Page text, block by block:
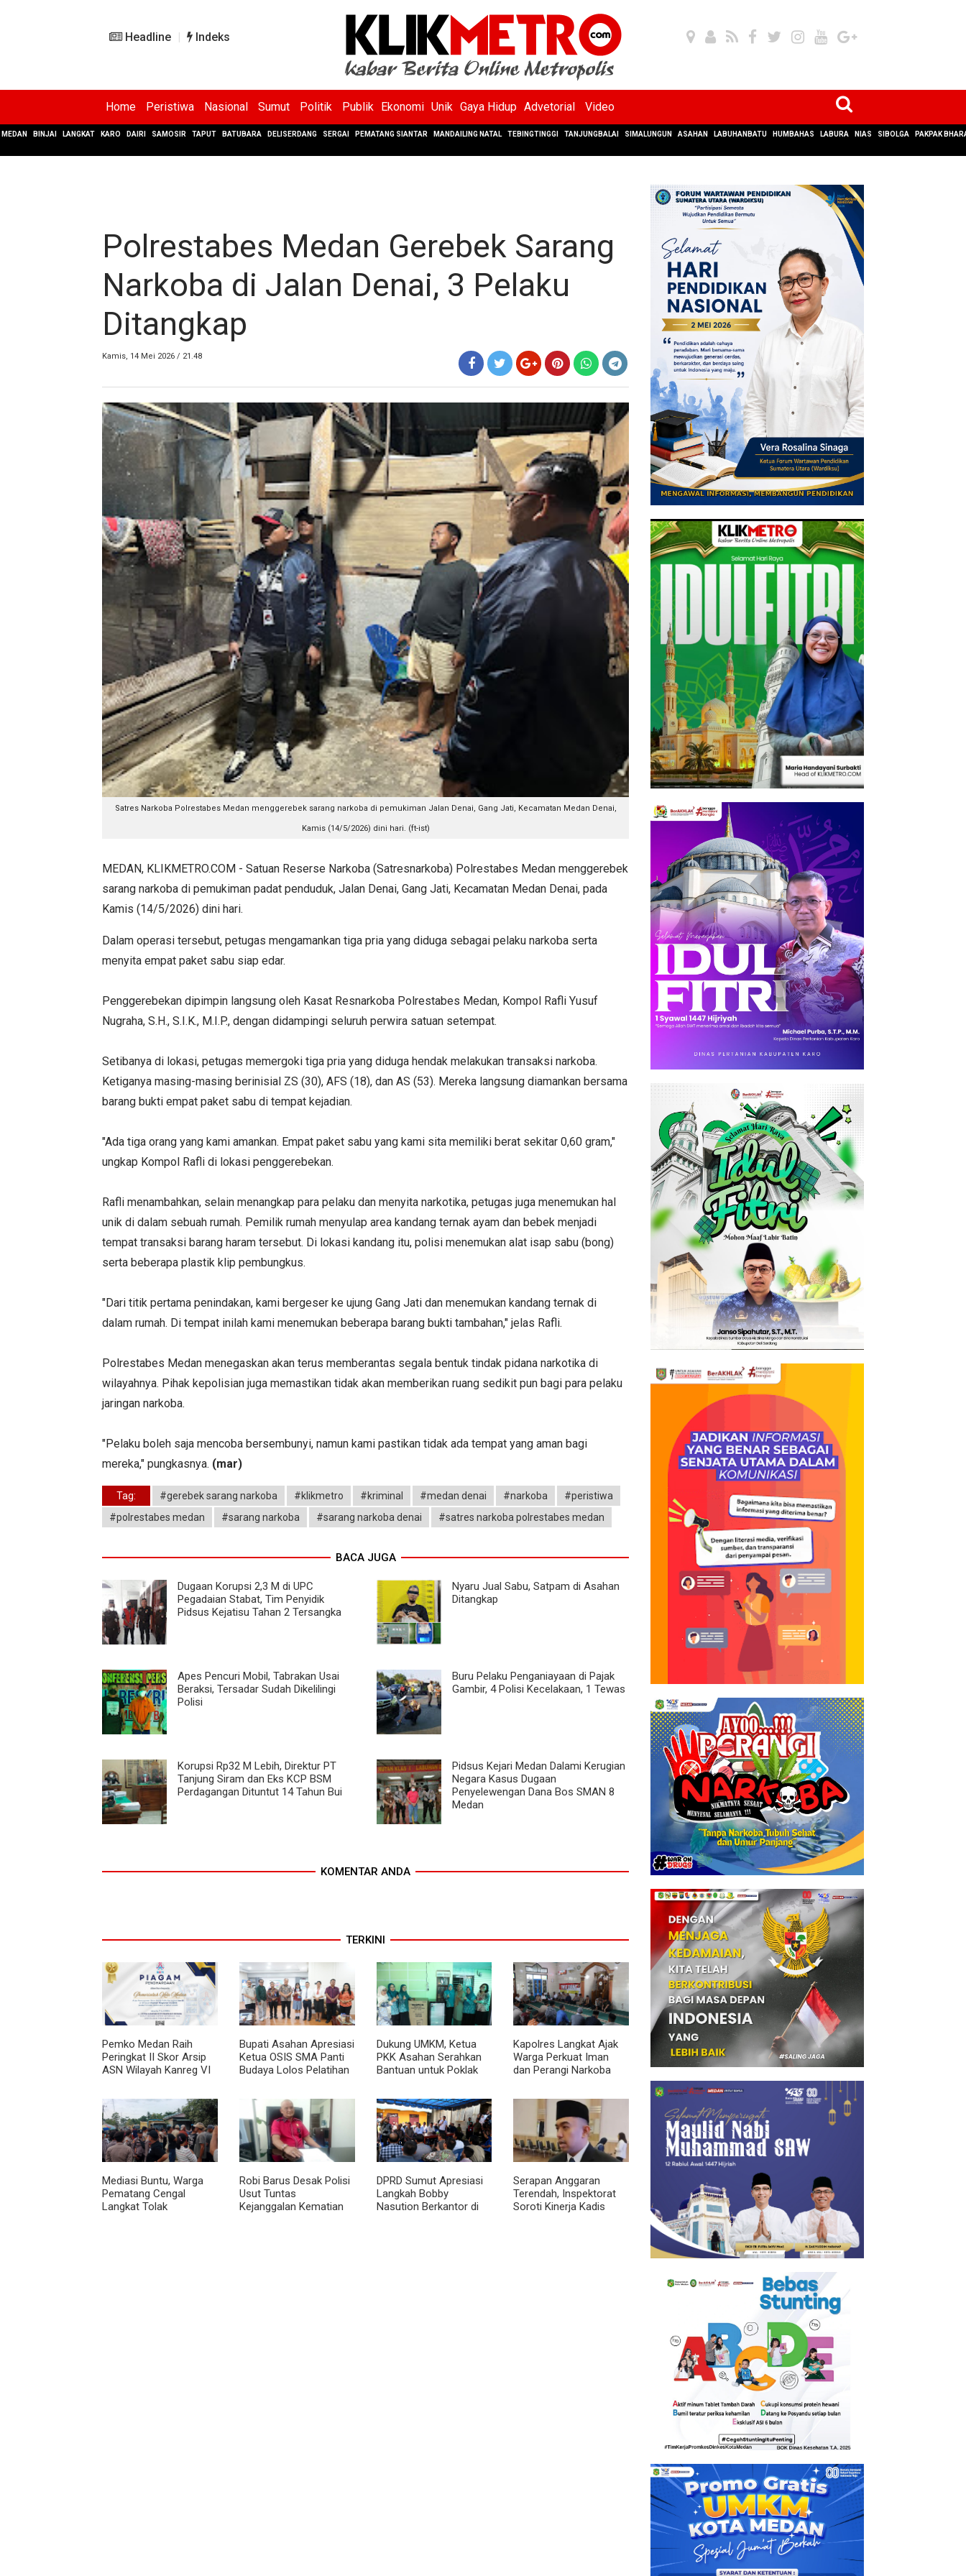
Headline Indeks
Home Peristiwa Nasional Sumut Politik Publik Ekonomi Unik Gaya Hidup Advetorial Video
MEDAN BINJAI LANGKAT KARO DAIRI SAMOSIR TAPUT BATUBARA DELISERDANG SERGAI PEMATANG SIANTAR MANDAILING NATAL TEBINGTINGGI TANJUNGBALAI SIMALUNGUN ASAHAN LABUHANBATU HUMBAHAS LABURA NIAS SIBOLGA PAKPAK
Polrestabes Medan Gerebek Sarang
Narkoba di Jalan Denai, 3 Pelaku
Ditangkap
Kamis, 14 Mei 2026 / 21.48
Satres Narkoba Polrestabes Medan menggerebek sarang narkoba di pemukiman Jalan Denai, Gang Jati, Kecamatan Medan Denai,
Kamis (14/5/2026) dini hari. (ft-ist)
MEDAN, KLIKMETRO.COM - Satuan Reserse Narkoba (Satresnarkoba) Polrestabes Medan menggerebek
sarang narkoba di pemukiman padat penduduk, Jalan Denai, Gang Jati, Kecamatan Medan Denai, pada
Kamis (14/5/2026) dini hari.
Dalam operasi tersebut, petugas mengamankan tiga pria yang diduga sebagai pelaku narkoba serta
menyita empat paket sabu siap edar.
Penggerebekan dipimpin langsung oleh Kasat Resnarkoba Polrestabes Medan, Kompol Rafli Yusuf
Nugraha, S.H., S.I.K., M.I.P., dengan didampingi seluruh perwira satuan setempat.
Setibanya di lokasi, petugas memergoki tiga pria yang diduga hendak melakukan transaksi narkoba.
Ketiganya masing-masing berinisial ZS (30), AFS (18), dan AS (53). Mereka langsung diamankan bersama
barang bukti empat paket sabu di tempat kejadian.
"Ada tiga orang yang kami amankan. Empat paket sabu yang kami sita memiliki berat sekitar 0,60 gram,"
ungkap Kompol Rafli di lokasi penggerebekan.
Rafli menambahkan, selain menangkap para pelaku dan menyita narkotika, petugas juga menemukan hal
unik di dalam sebuah rumah. Pemilik rumah menyulap area kandang ternak ayam dan bebek menjadi
tempat transaksi barang haram tersebut. Di lokasi kandang itu, polisi menemukan alat isap sabu (bong)
serta beberapa plastik klip pembungkus.
"Dari titik pertama penindakan, kami bergeser ke ujung Gang Jati dan menemukan kandang ternak di
dalam rumah. Di tempat inilah kami menemukan beberapa barang bukti tambahan," jelas Rafli.
Polrestabes Medan menegaskan akan terus memberantas segala bentuk tindak pidana narkotika di
wilayahnya. Pihak kepolisian juga memastikan tidak akan memberikan ruang sedikit pun bagi para pelaku
jaringan narkoba.
"Pelaku boleh saja mencoba bersembunyi, namun kami pastikan tidak ada tempat yang aman bagi
mereka," pungkasnya. (mar)
Tag: #gerebek sarang narkoba #klikmetro #kriminal #medan denai #narkoba
#peristiwa
#polrestabes medan
#sarang narkoba #sarang narkoba denai #satres narkoba polrestabes medan
BACA JUGA
Dugaan Korupsi 2,3 M di UPC
Pegadaian Stabat, Tim Penyidik
Pidsus Kejatisu Tahan 2 Tersangka
Nyaru Jual Sabu, Satpam di Asahan
Ditangkap
Apes Pencuri Mobil, Tabrakan Usai
Beraksi, Tersadar Sudah Dikelilingi
Polisi
Buru Pelaku Penganiayaan di Pajak
Gambir, 4 Polisi Kecelakaan, 1 Tewas
Korupsi Rp32 M Lebih, Direktur PT
Tanjung Siram dan Eks KCP BSM
Perdagangan Dituntut 14 Tahun Bui
Pidsus Kejari Medan Dalami Kerugian
Negara Kasus Dugaan
Penyelewengan Dana Bos SMAN 8
Medan
KOMENTAR ANDA
TERKINI
Pemko Medan Raih
Peringkat II Skor Arsip
ASN Wilayah Kanreg VI
Bupati Asahan Apresiasi
Ketua OSIS SMA Panti
Budaya Lolos Pelatihan
Dukung UMKM, Ketua
PKK Asahan Serahkan
Bantuan untuk Poklak
Kapolres Langkat Ajak
Warga Perkuat Iman
dan Perangi Narkoba
Curhat
Mediasi Buntu, Warga
Pematang Cengal
Langkat Tolak
Robi Barus Desak Polisi
Usut Tuntas
Kejanggalan Kematian
DPRD Sumut Apresiasi
Langkah Bobby
Nasution Berkantor di
Serapan Anggaran
Terendah, Inspektorat
Soroti Kinerja Kadis